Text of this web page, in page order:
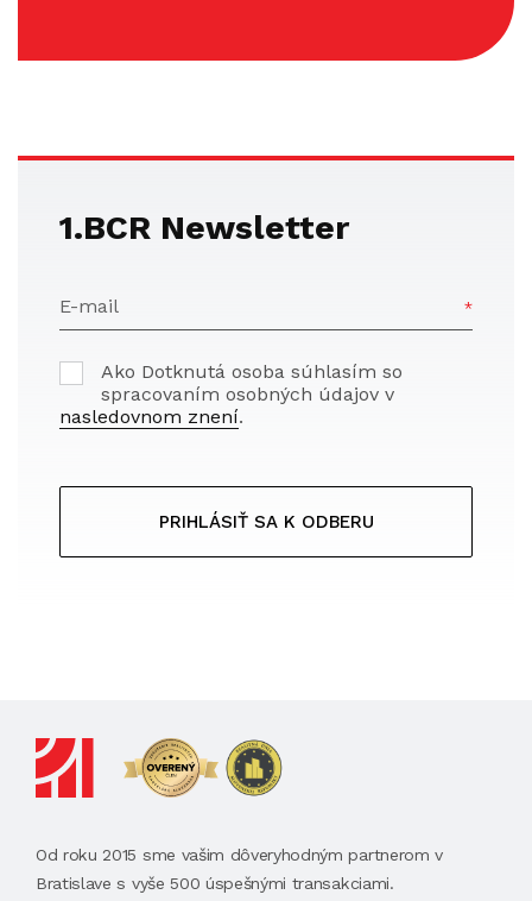
1.BCR Newsletter
E-mail
Ako Dotknutá osoba súhlasím so
spracovaním osobných údajov v
nasledovnom znení.
PRIHLÁSIŤ SA K ODBERU
Od roku 2015 sme vašim dôveryhodným partnerom v
Bratislave s vyše 500 úspešnými transakciami.